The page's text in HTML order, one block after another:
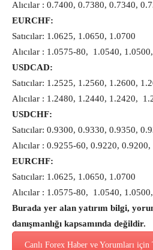
Alıcılar : 0.7400, 0.7380, 0.7340,
EURCHF:
Satıcılar: 1.0625, 1.0650, 1.0700
Alıcılar : 1.0575-80, 1.0540,
USDCAD:
Satıcılar: 1.2525, 1.2560, 1.2600,
Alıcılar : 1.2480, 1.2440, 1.2420,
USDCHF:
Satıcılar: 0.9300, 0.9330, 0.9350,
Alıcılar : 0.9255-60, 0.9220,
EURCHF:
Satıcılar: 1.0625, 1.0650, 1.0700
Alıcılar : 1.0575-80, 1.0540,
Burada yer alan yatırım bilgi,
danışmanlığı kapsamında değildir.
Canlı Forex Haber ve Yorumları için